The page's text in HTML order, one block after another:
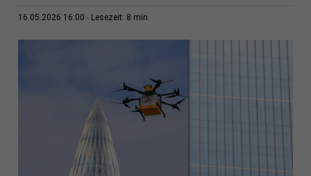
16.05.2026 16:00 Lesezeit: 8 min